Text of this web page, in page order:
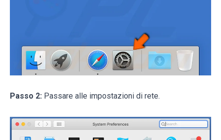
Passo 2: Passare alle impostazioni di rete.